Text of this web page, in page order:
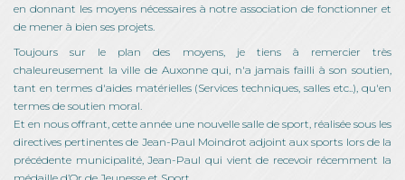
en donnant les moyens nécessaires à notre association de fonctionner et
de mener à bien ses projets.
Toujours sur le plan des moyens, je tiens à remercier très
chaleureusement la ville de Auxonne qui, n'a jamais failli à son soutien,
tant en termes d'aides matérielles (Services techniques, salles etc..), qu'en
termes de soutien moral.
Et en nous offrant, cette année une nouvelle salle de sport, réalisée sous les
directives pertinentes de Jean-Paul Moindrot adjoint aux sports lors de la
précédente municipalité, Jean-Paul qui vient de recevoir récemment la